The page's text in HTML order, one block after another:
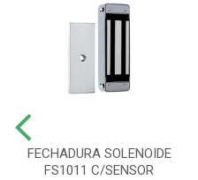
FECHADURA SOLENOIDE
FS1011 C/SENSOR